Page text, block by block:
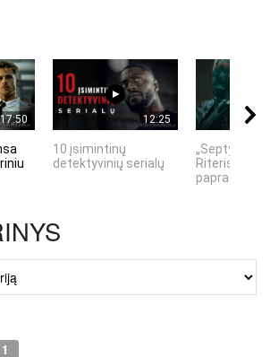
17:50 12:25
10 įsimintinų
detektyvinių serialų
„Septynių
Riteris" – kai
1